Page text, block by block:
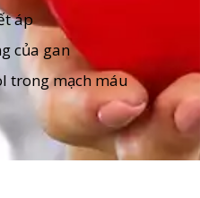
áp
của gan
trong mạch máu